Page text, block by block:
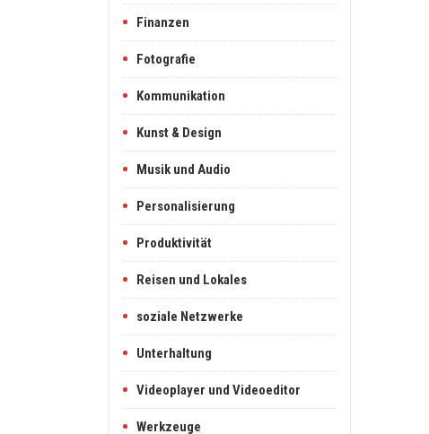
Finanzen
Fotografie
Kommunikation
Kunst & Design
Musik und Audio
Personalisierung
Produktivität
Reisen und Lokales
soziale Netzwerke
Unterhaltung
Videoplayer und Videoeditor
Werkzeuge